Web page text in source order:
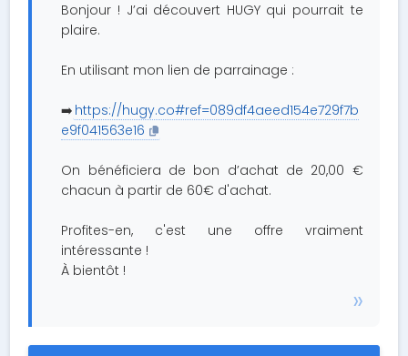
Bonjour ! J’ai découvert HUGY qui pourrait te
plaire.
En utilisant mon lien de parrainage :
➡️ https://hugy.co#ref=089df4aeed154e729f7b
e9f041563e16
On bénéficiera de bon d’achat de 20,00 €
chacun à partir de 60€ d'achat.
Profites-en, c'est une offre vraiment
intéressante !
À bientôt !